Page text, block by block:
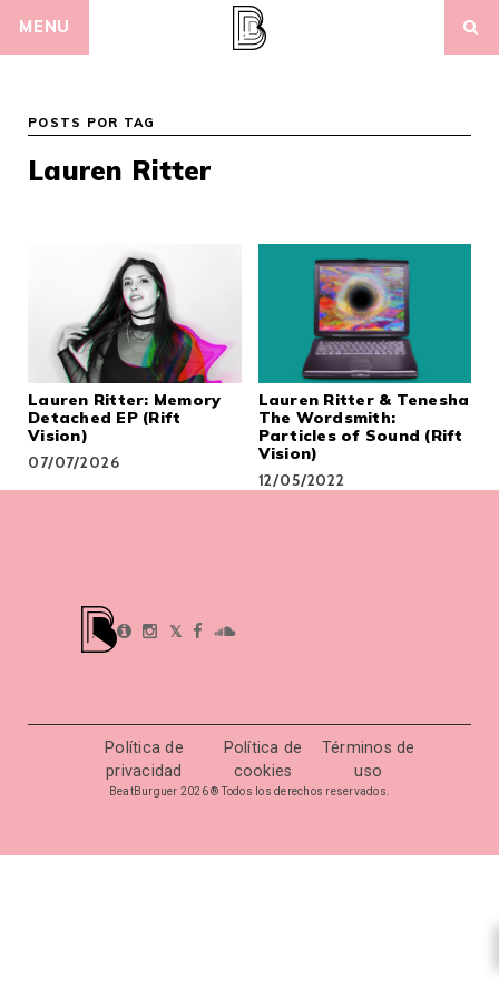
MENU
POSTS POR TAG
Lauren Ritter
Lauren Ritter: Memory
Detached EP (Rift
Vision)
07/07/2026
Lauren Ritter & Tenesha
The Wordsmith:
Particles of Sound (Rift
Vision)
12/05/2022
𝕏
Política de
privacidad
Política de
cookies
Términos de
uso
BeatBurguer 2026 ® Todos los derechos reservados.